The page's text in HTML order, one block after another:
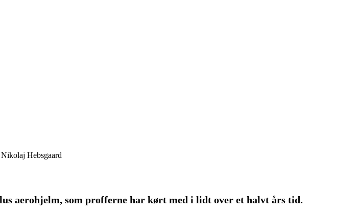
Nikolaj Hebsgaard
aerohjelm, som profferne har kørt med i lidt over et halvt års tid.